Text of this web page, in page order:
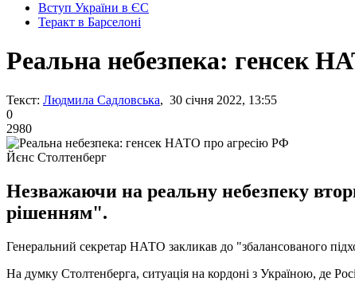
Вступ України в ЄС
Теракт в Барселоні
Реальна небезпека: генсек
Текст: Людмила Садловська, 30 січня 2022, 13:55
0
2980
Йєнс Столтенберг
Незважаючи на реальну небезпеку
рішенням".
Генеральний секретар НАТО закликав до "збалансованого
На думку Столтенберга, ситуація на кордоні з Україною, де